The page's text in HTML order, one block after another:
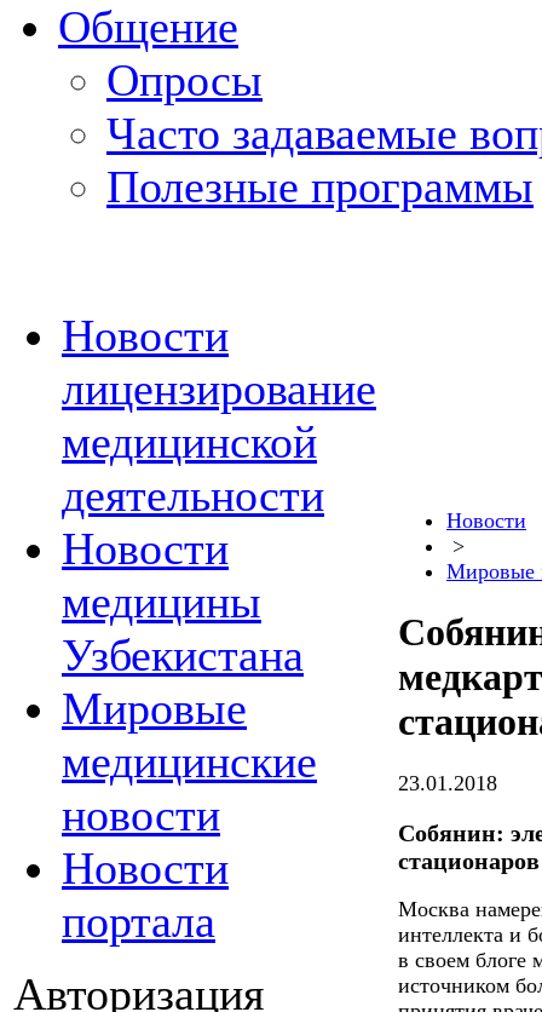
Общение
Опросы
Часто задаваемые
Полезные программы
Новости
лицензирование
медицинской
деятельности
Новости
медицины
Узбекистана
Мировые
медицинские
новости
Новости
портала
Авторизация
Новости
>
Мировые
23.01.2018
Собянин:
Москва
интеллекта и
в своем блоге
источником